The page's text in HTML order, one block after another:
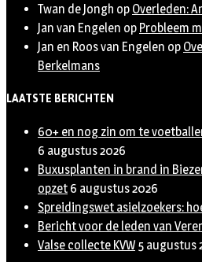
Twan de Jongh op Overleden:
Jan van Engelen op Probleem
Jan en Roos van Engelen op
Berkelmans
LAATSTE BERICHTEN
60+ en nog zin om te
6 augustus 2026
Buxusplanten in brand in
opzet 6 augustus 2026
Spreidingswet asielzoekers:
Bericht voor de leden van
Valse collecte KVW 5 augustus